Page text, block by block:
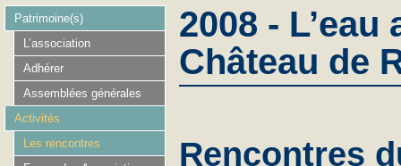
2008 -
Château de
Rencontres
Patrimoine(s)
L’association
Adhérer
Assemblées générales
Activités
Les rencontres